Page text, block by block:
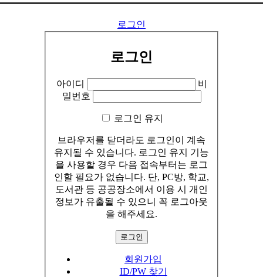
로그인
로그인
아이디
비
밀번호
로그인 유지
브라우저를 닫더라도 로그인이 계속
유지될 수 있습니다. 로그인 유지 기능
을 사용할 경우 다음 접속부터는 로그
인할 필요가 없습니다. 단, PC방, 학교,
도서관 등 공공장소에서 이용 시 개인
정보가 유출될 수 있으니 꼭 로그아웃
을 해주세요.
회원가입
ID/PW 찾기